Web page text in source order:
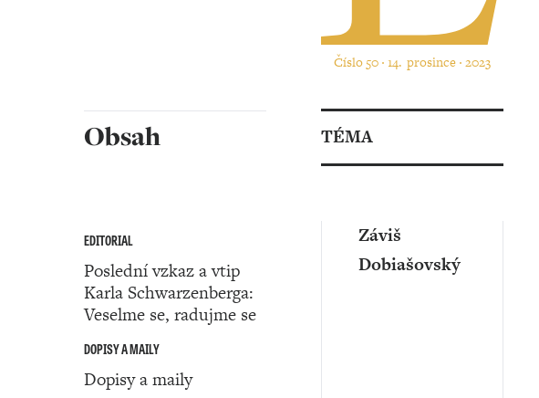
Číslo 50 ‧ 14. prosince ‧ 2023
Obsah
EDITORIAL
Poslední vzkaz a vtip
Karla Schwarzenberga:
Veselme se, radujme se
DOPISY A MAILY
Dopisy a maily
TÉMA
Záviš
Dobiašovský